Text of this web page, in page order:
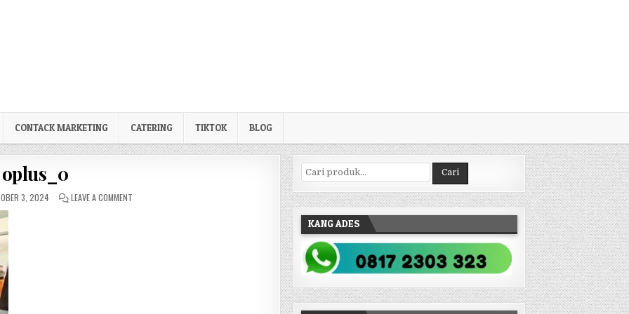
CONTACK MARKETING CATERING TIKTOK BLOG
oplus_0
DATE:
3, 2024 LEAVE A COMMENT
Pencarian untuk: Cari
KANG ADES